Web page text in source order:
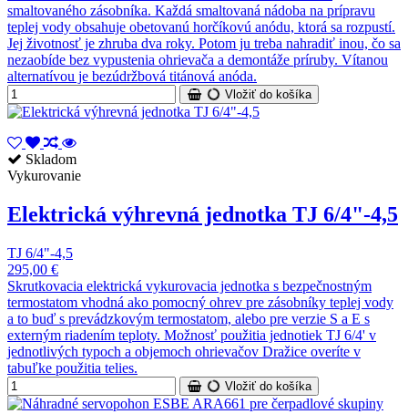
smaltovaného zásobníka. Každá smaltovaná nádoba na prípravu
teplej vody obsahuje obetovanú horčíkovú anódu, ktorá sa rozpustí.
Jej životnosť je zhruba dva roky. Potom ju treba nahradiť inou, čo sa
nezaobíde bez vypustenia ohrievača a demontáže príruby. Vítanou
alternatívou je bezúdržbová titánová anóda.
Vložiť do košíka
Skladom
Vykurovanie
Elektrická výhrevná jednotka TJ 6/4"-4,5
TJ 6/4"-4,5
295,00 €
Skrutkovacia elektrická vykurovacia jednotka s bezpečnostným
termostatom vhodná ako pomocný ohrev pre zásobníky teplej vody
a to buď s prevádzkovým termostatom, alebo pre verzie S a E s
externým riadením teploty. Možnosť použitia jednotiek TJ 6/4' v
jednotlivých typoch a objemoch ohrievačov Dražice overíte v
tabuľke použitia telies.
Vložiť do košíka